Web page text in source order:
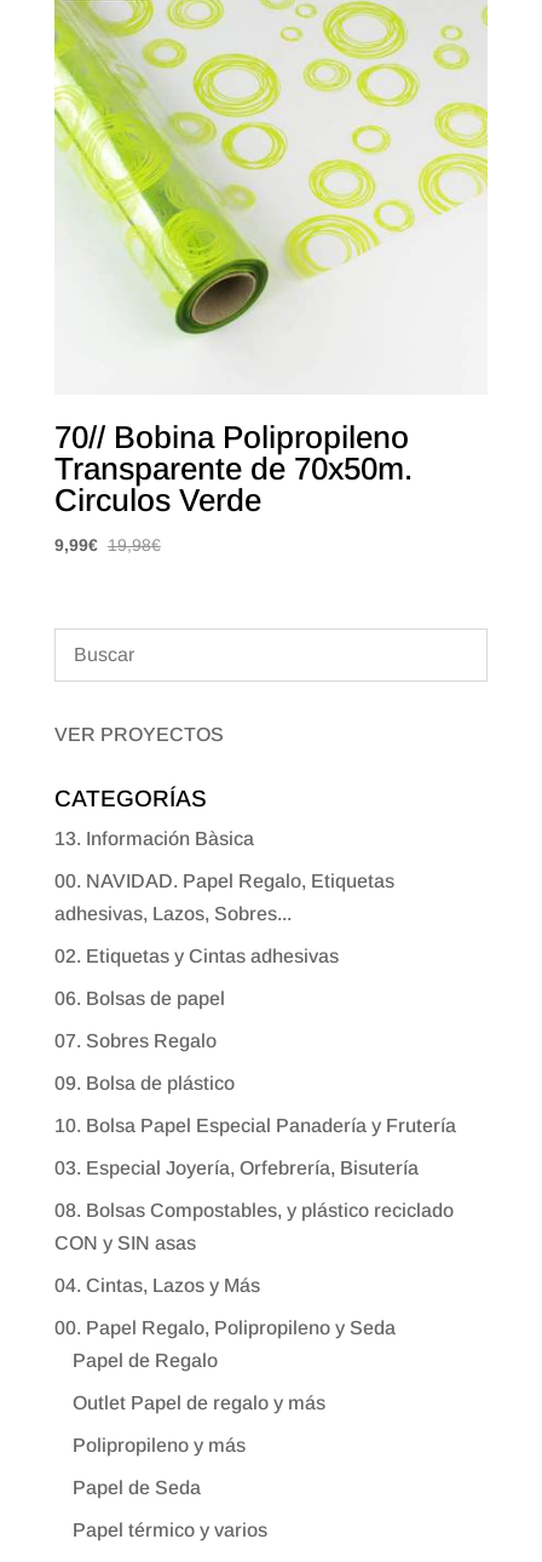
70// Bobina Polipropileno
Transparente de 70x50m.
Circulos Verde
9,99€ 19,98€
VER PROYECTOS
CATEGORÍAS
13. Información Bàsica
00. NAVIDAD. Papel Regalo, Etiquetas
adhesivas, Lazos, Sobres...
02. Etiquetas y Cintas adhesivas
06. Bolsas de papel
07. Sobres Regalo
09. Bolsa de plástico
10. Bolsa Papel Especial Panadería y Frutería
03. Especial Joyería, Orfebrería, Bisutería
08. Bolsas Compostables, y plástico reciclado
CON y SIN asas
04. Cintas, Lazos y Más
00. Papel Regalo, Polipropileno y Seda
Papel de Regalo
Outlet Papel de regalo y más
Polipropileno y más
Papel de Seda
Papel térmico y varios